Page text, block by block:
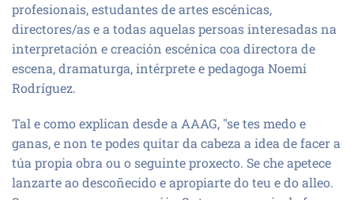
profesionais, estudantes de artes escénicas,
directores/as e a todas aquelas persoas interesadas na
interpretación e creación escénica coa directora de
escena, dramaturga, intérprete e pedagoga Noemi
Rodríguez.
Tal e como explican desde a AAAG, "se tes medo e
ganas, e non te podes quitar da cabeza a idea de facer a
túa propia obra ou o seguinte proxecto. Se che apetece
lanzarte ao descoñecido e apropiarte do teu e do alleo.